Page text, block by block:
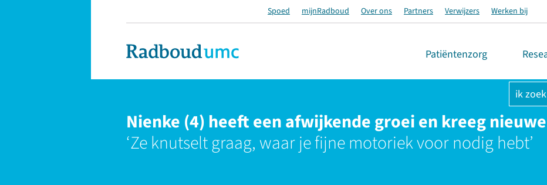
Spoed mijnRadboud Over ons Partners Verwijzers Werken bij
Patiëntenzorg
ik
Nienke (4) heeft een afwijkende groei en kreeg
‘Ze knutselt graag, waar je fijne motoriek voor nodig hebt’